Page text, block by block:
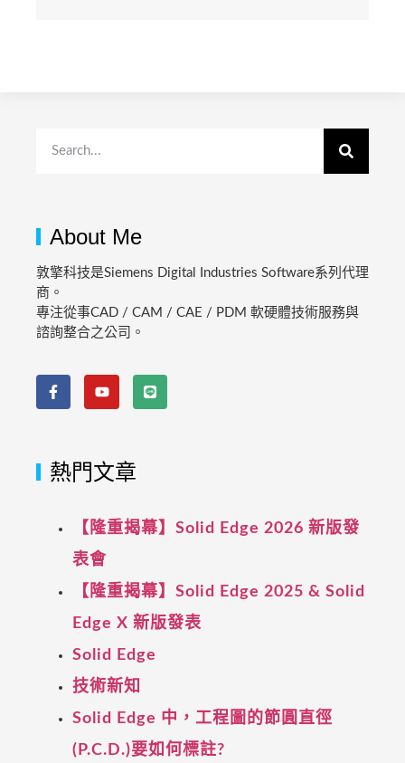
About Me
敦擎科技是Siemens Digital Industries Software系列代理
商。
專注從事CAD / CAM / CAE / PDM 軟硬體技術服務與
諮詢整合之公司。
熱門文章
【隆重揭幕】Solid Edge 2026 新版發
表會
【隆重揭幕】Solid Edge 2025 & Solid
Edge X 新版發表
Solid Edge
技術新知
Solid Edge 中，工程圖的節圓直徑
(P.C.D.)要如何標註?